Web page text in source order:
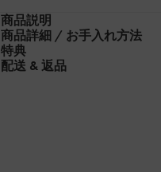
商品説明
商品詳細 / お手入れ方法
特典
配送 & 返品